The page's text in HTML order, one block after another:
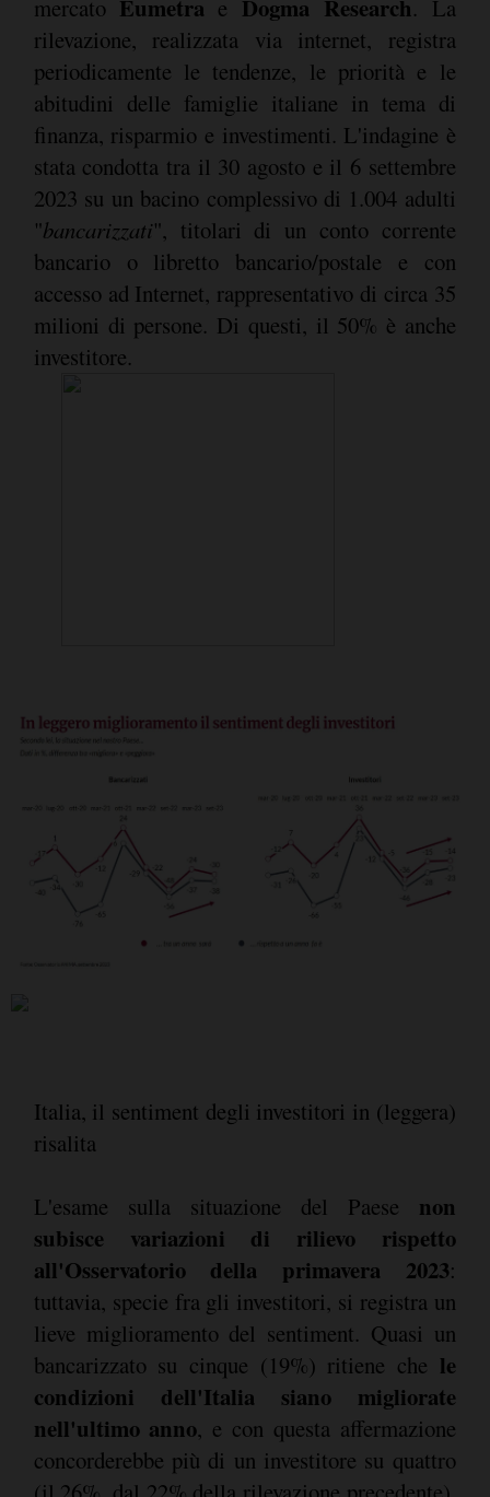
mercato Eumetra e Dogma Research. La
rilevazione, realizzata via internet, registra
periodicamente le tendenze, le priorità e le
abitudini delle famiglie italiane in tema di
finanza, risparmio e investimenti. L'indagine è
stata condotta tra il 30 agosto e il 6 settembre
2023 su un bacino complessivo di 1.004 adulti
"bancarizzati", titolari di un conto corrente
bancario o libretto bancario/postale e con
accesso ad Internet, rappresentativo di circa 35
milioni di persone. Di questi, il 50% è anche
investitore.
Italia, il sentiment degli investitori in (leggera)
risalita
L'esame sulla situazione del Paese non
subisce variazioni di rilievo rispetto
all'Osservatorio della primavera 2023:
tuttavia, specie fra gli investitori, si registra un
lieve miglioramento del sentiment. Quasi un
bancarizzato su cinque (19%) ritiene che le
condizioni dell'Italia siano migliorate
nell'ultimo anno, e con questa affermazione
concorderebbe più di un investitore su quattro